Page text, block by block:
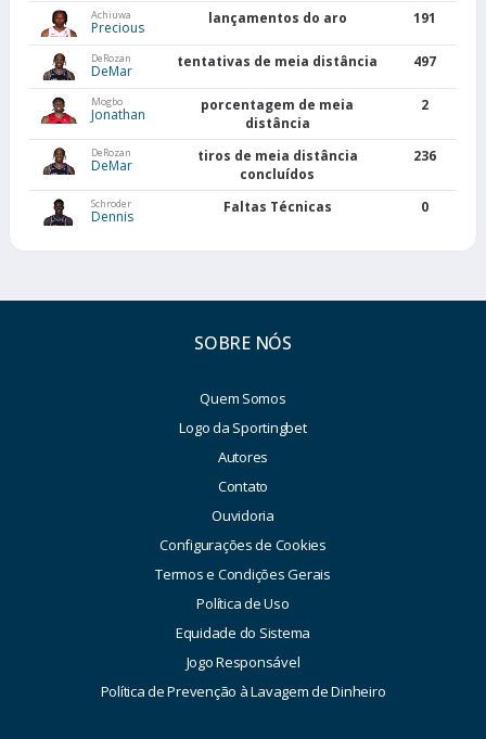
Achiuwa
Precious
lançamentos do aro 191
DeRozan
DeMar
tentativas de meia distância 497
Mogbo
Jonathan
porcentagem de meia
distância
2
DeRozan
DeMar
tiros de meia distância
concluídos
236
Schroder
Dennis
Faltas Técnicas 0
SOBRE NÓS
Quem Somos
Logo da Sportingbet
Autores
Contato
Ouvidoria
Configurações de Cookies
Termos e Condições Gerais
Política de Uso
Equidade do Sistema
Jogo Responsável
Política de Prevenção à Lavagem de Dinheiro